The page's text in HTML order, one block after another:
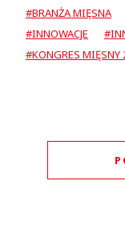
#BRANŻA MIĘSNA
#INNOWACJE
#KONGRES MIĘSNY